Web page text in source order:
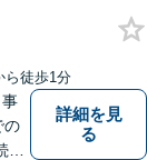
ら徒歩1分
事
の
詳細を見
る